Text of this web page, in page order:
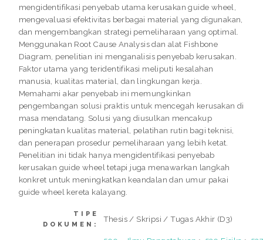
mengidentifikasi penyebab utama kerusakan guide wheel,
mengevaluasi efektivitas berbagai material yang digunakan,
dan mengembangkan strategi pemeliharaan yang optimal.
Menggunakan Root Cause Analysis dan alat Fishbone
Diagram, penelitian ini menganalisis penyebab kerusakan.
Faktor utama yang teridentifikasi meliputi kesalahan
manusia, kualitas material, dan lingkungan kerja.
Memahami akar penyebab ini memungkinkan
pengembangan solusi praktis untuk mencegah kerusakan di
masa mendatang. Solusi yang diusulkan mencakup
peningkatan kualitas material, pelatihan rutin bagi teknisi,
dan penerapan prosedur pemeliharaan yang lebih ketat.
Penelitian ini tidak hanya mengidentifikasi penyebab
kerusakan guide wheel tetapi juga menawarkan langkah
konkret untuk meningkatkan keandalan dan umur pakai
guide wheel kereta kalayang.
TIPE
DOKUMEN:
Thesis / Skripsi / Tugas Akhir (D3)